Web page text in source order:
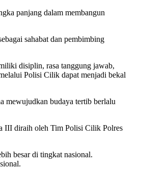
panjang dalam membangun
sahabat dan pembimbing
disiplin, rasa tanggung jawab,
Polisi Cilik dapat menjadi bekal
mewujudkan budaya tertib berlalu
III diraih oleh Tim Polisi Cilik Polres
besar di tingkat nasional.